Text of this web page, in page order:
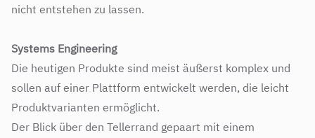
nicht entstehen zu lassen.
Systems Engineering
Die heutigen Produkte sind meist äußerst komplex und
sollen auf einer Plattform entwickelt werden, die leicht
Produktvarianten ermöglicht.
Der Blick über den Tellerrand gepaart mit einem